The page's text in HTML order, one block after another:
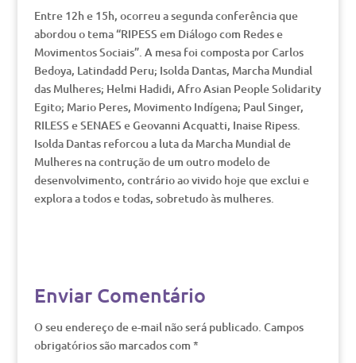
Entre 12h e 15h, ocorreu a segunda conferência que
abordou o tema “RIPESS em Diálogo com Redes e
Movimentos Sociais”. A mesa foi composta por Carlos
Bedoya, Latindadd Peru; Isolda Dantas, Marcha Mundial
das Mulheres; Helmi Hadidi, Afro Asian People Solidarity
Egito; Mario Peres, Movimento Indígena; Paul Singer,
RILESS e SENAES e Geovanni Acquatti, Inaise Ripess.
Isolda Dantas reforcou a luta da Marcha Mundial de
Mulheres na contrução de um outro modelo de
desenvolvimento, contrário ao vivido hoje que exclui e
explora a todos e todas, sobretudo às mulheres.
Enviar Comentário
O seu endereço de e-mail não será publicado. Campos
obrigatórios são marcados com *